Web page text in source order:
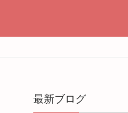
最新ブログ